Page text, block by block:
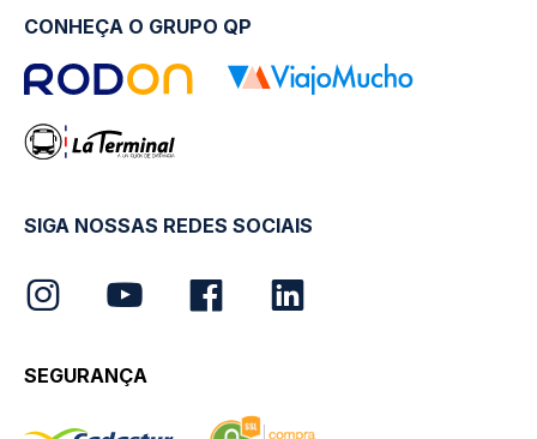
CONHEÇA O GRUPO QP
SIGA NOSSAS REDES SOCIAIS
SEGURANÇA